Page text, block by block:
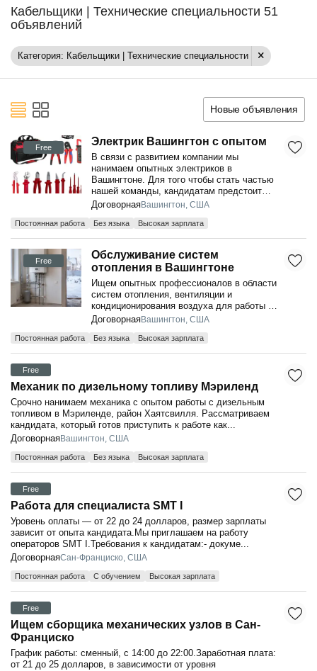
Кабельщики | Технические специальности 51
объявлений
Категория: Кабельщики | Технические специальности
Новые объявления
Free Электрик Вашингтон с опытом
В связи с развитием компании мы
нанимаем опытных электриков в
Вашингтоне. Для того чтобы стать частью
нашей команды, кандидатам предстоит
пройти процедуру ...
ДоговорнаяВашингтон, США
Постоянная работа Без языка Высокая зарплата
Free
Обслуживание систем
отопления в Вашингтоне
Ищем опытных профессионалов в области
систем отопления, вентиляции и
кондиционирования воздуха для работы в
перспективной компании в
ДоговорнаяВашингтон, США
Постоянная работа Без языка Высокая зарплата
Free
Механик по дизельному топливу Мэриленд
Срочно нанимаем механика с опытом работы с дизельным
топливом в Мэриленде, район Хаятсвилля. Рассматриваем
кандидата, который готов приступить к работе как...
ДоговорнаяВашингтон, США
Постоянная работа Без языка Высокая зарплата
Free
Работа для специалиста SMT I
Уровень оплаты — от 22 до 24 долларов, размер зарплаты
зависит от опыта кандидата.Мы приглашаем на работу
операторов SMT I.Требования к кандидатам:- докуме...
ДоговорнаяСан-Франциско, США
Постоянная работа С обучением Высокая зарплата
Free
Ищем сборщика механических узлов в Сан-
Франциско
График работы: сменный, с 14:00 до 22:00.Заработная плата:
от 21 до 25 долларов, в зависимости от уровня